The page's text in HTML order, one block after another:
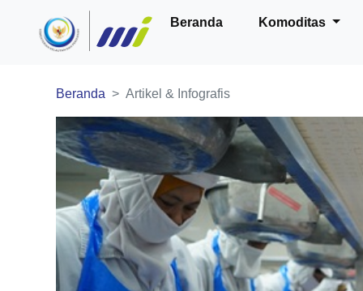
Beranda Komoditas
Beranda Artikel & Infografis